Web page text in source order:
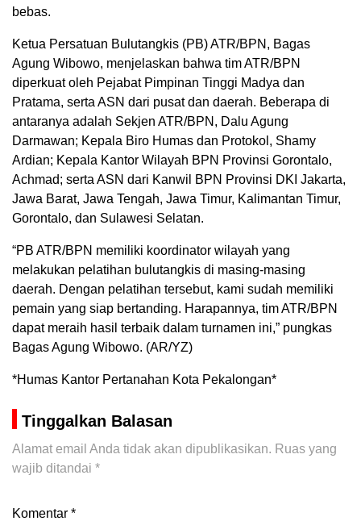
bebas.
Ketua Persatuan Bulutangkis (PB) ATR/BPN, Bagas
Agung Wibowo, menjelaskan bahwa tim ATR/BPN
diperkuat oleh Pejabat Pimpinan Tinggi Madya dan
Pratama, serta ASN dari pusat dan daerah. Beberapa di
antaranya adalah Sekjen ATR/BPN, Dalu Agung
Darmawan; Kepala Biro Humas dan Protokol, Shamy
Ardian; Kepala Kantor Wilayah BPN Provinsi Gorontalo,
Achmad; serta ASN dari Kanwil BPN Provinsi DKI Jakarta,
Jawa Barat, Jawa Tengah, Jawa Timur, Kalimantan Timur,
Gorontalo, dan Sulawesi Selatan.
“PB ATR/BPN memiliki koordinator wilayah yang
melakukan pelatihan bulutangkis di masing-masing
daerah. Dengan pelatihan tersebut, kami sudah memiliki
pemain yang siap bertanding. Harapannya, tim ATR/BPN
dapat meraih hasil terbaik dalam turnamen ini,” pungkas
Bagas Agung Wibowo. (AR/YZ)
*Humas Kantor Pertanahan Kota Pekalongan*
Tinggalkan Balasan
Alamat email Anda tidak akan dipublikasikan. Ruas yang
wajib ditandai *
Komentar *